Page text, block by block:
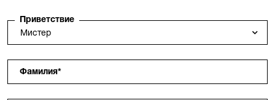
Приветствие
Фамилия*